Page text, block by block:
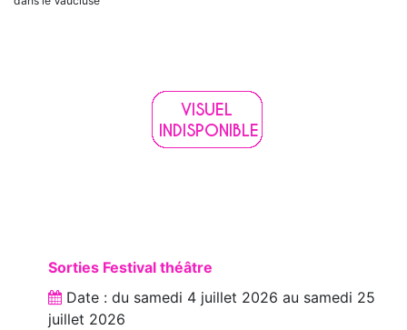
Sorties Festival théâtre
Date : du samedi 4 juillet 2026 au samedi 25
juillet 2026